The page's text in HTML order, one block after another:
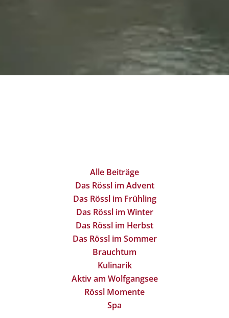
Alle Beiträge
Das Rössl im Advent
Das Rössl im Frühling
Das Rössl im Winter
Das Rössl im Herbst
Das Rössl im Sommer
Brauchtum
Kulinarik
Aktiv am Wolfgangsee
Rössl Momente
Spa